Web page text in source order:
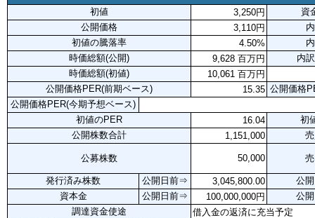
初値 3,250円
資
公開価格
3,110円
初値の騰落率
4.50%
時価総額(公開)
9,628 百万円
内
時価総額(初値)
10,061 百万円
公開価格PER(前期ベース)
15.35 公開価格
公開価格PER(今期予想ベース)
初値のPER
16.04
初
公開株数合計
1,151,000
公募株数 50,000
発行済み株数 公開日前⇒ 3,045,800.00
公
資本金
公開日前⇒ 100,000,000円
公
調達資金使途
借入金の返済に充当予定